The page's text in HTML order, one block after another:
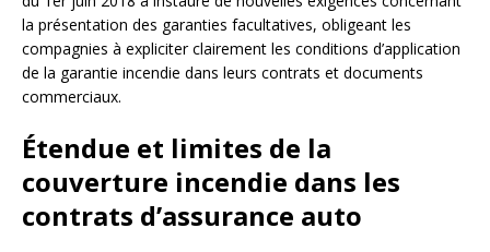
la présentation des garanties facultatives, obligeant les
compagnies à expliciter clairement les conditions d’application
de la garantie incendie dans leurs contrats et documents
commerciaux.
Étendue et limites de la
couverture incendie dans les
contrats d’assurance auto